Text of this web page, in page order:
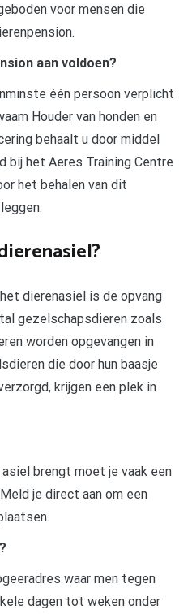
voor mensen die
aan voldoen?
één persoon verplicht
Houder van honden en
behaalt u door middel
bij het Aeres Training Centre
het behalen van dit
dierenasiel is de opvang
gezelschapsdieren zoals
worden opgevangen in
die door hun baasje
krijgen een plek in
brengt moet je vaak een
je direct aan om een
waar men tegen
dagen tot weken onder